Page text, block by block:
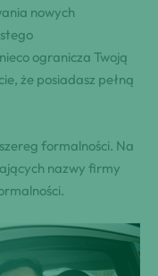
nowych
ogranicza Twoją
że posiadasz pełną
formalności. Na
nazwy firmy